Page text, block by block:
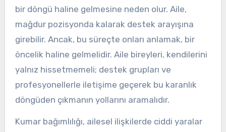
bir döngü haline gelmesine neden olur. Aile,
mağdur pozisyonda kalarak destek arayışına
girebilir. Ancak, bu süreçte onları anlamak, bir
öncelik haline gelmelidir. Aile bireyleri, kendilerini
yalnız hissetmemeli; destek grupları ve
profesyonellerle iletişime geçerek bu karanlık
döngüden çıkmanın yollarını aramalıdır.
Kumar bağımlılığı, ailesel ilişkilerde ciddi yaralar